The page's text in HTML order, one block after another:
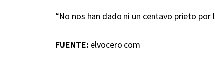
“No nos han dado ni un centavo prieto
FUENTE: elvocero.com